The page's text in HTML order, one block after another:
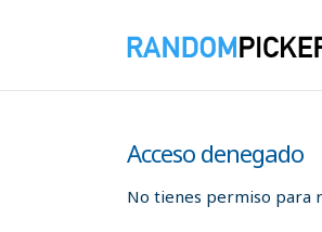
Acceso denegado
No tienes permiso para